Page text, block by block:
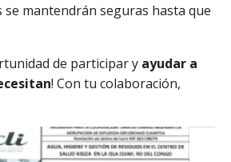
mantendrán seguras hasta que
de participar y ayudar a
! Con tu colaboración,